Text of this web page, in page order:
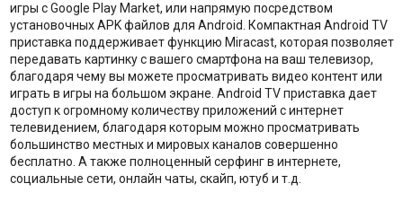
игры с Google Play Market, или напрямую посредством
установочных APK файлов для Android. Компактная Android TV
приставка поддерживает функцию Miracast, которая позволяет
передавать картинку с вашего смартфона на ваш телевизор,
благодаря чему вы можете просматривать видео контент или
играть в игры на большом экране. Android TV приставка дает
доступ к огромному количеству приложений с интернет
телевидением, благодаря которым можно просматривать
большинство местных и мировых каналов совершенно
бесплатно. А также полноценный серфинг в интернете,
социальные сети, онлайн чаты, скайп, ютуб и т.д.